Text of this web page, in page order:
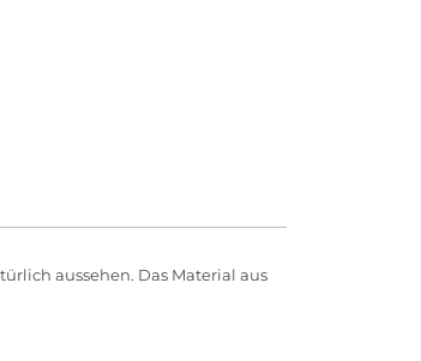
aussehen. Das Material aus